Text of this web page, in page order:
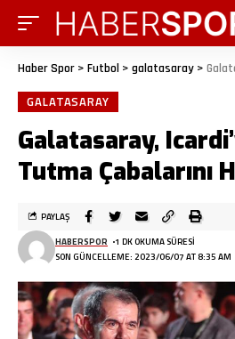
Haber Spor > Futbol > galatasaray >
GALATASARAY
Galatasaray,
Tutma Çabalarını
SON GÜNCELLEME: 2023/06/07 AT 8:35 AM
HABERSPOR 1 DK OKUMA SÜRESI
PAYLAŞ